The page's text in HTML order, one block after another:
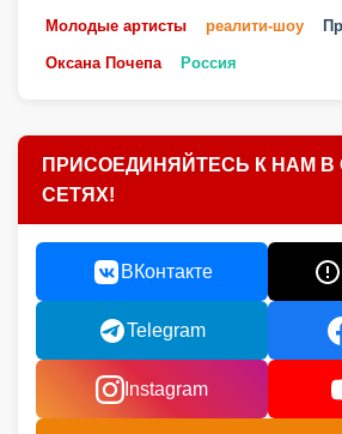
Молодые артисты реалити-шоу
Оксана Почепа Россия
ПРИСОЕДИНЯЙТЕСЬ К НАМ
СЕТЯХ!
ВКонтакте
Telegram
Instagram